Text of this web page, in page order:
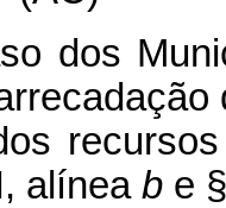
dos
alínea b e